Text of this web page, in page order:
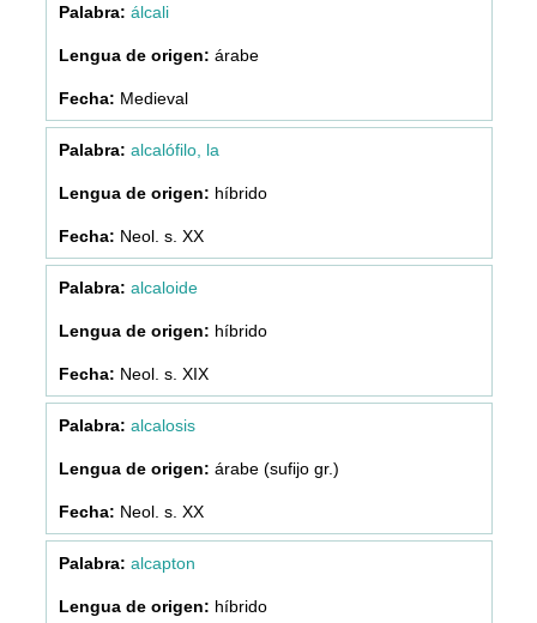
álcali
árabe
Medieval
alcalófilo, la
híbrido
Neol. s. XX
alcaloide
híbrido
Neol. s. XIX
alcalosis
árabe (sufijo gr.)
Neol. s. XX
alcapton
híbrido